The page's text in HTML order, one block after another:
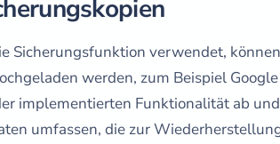
Sicherungsfunktion verwendet,
werden, zum Beispiel
implementierten Funktionalität ab
umfassen, die zur